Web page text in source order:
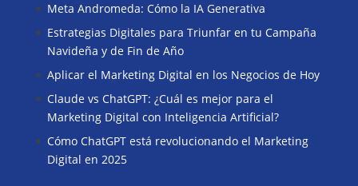
Meta Andromeda: Cómo la IA Generativa
Estrategias Digitales para Triunfar en tu Campaña
Navideña y de Fin de Año
Aplicar el Marketing Digital en los Negocios de Hoy
Claude vs ChatGPT: ¿Cuál es mejor para el
Marketing Digital con Inteligencia Artificial?
Cómo ChatGPT está revolucionando el Marketing
Digital en 2025